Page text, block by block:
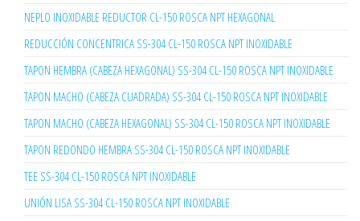
NEPLO INOXIDABLE REDUCTOR CL-150 ROSCA NPT HEXAGONAL
REDUCCIÓN CONCENTRICA SS-304 CL-150 ROSCA NPT INOXIDABLE
TAPON HEMBRA (CABEZA HEXAGONAL) SS-304 CL-150 ROSCA NPT INOXIDABLE
TAPON MACHO (CABEZA CUADRADA) SS-304 CL-150 ROSCA NPT INOXIDABLE
TAPON MACHO (CABEZA HEXAGONAL) SS-304 CL-150 ROSCA NPT INOXIDABLE
TAPON REDONDO HEMBRA SS-304 CL-150 ROSCA NPT INOXIDABLE
TEE SS-304 CL-150 ROSCA NPT INOXIDABLE
UNIÓN LISA SS-304 CL-150 ROSCA NPT INOXIDABLE